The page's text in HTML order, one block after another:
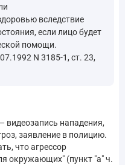
вследствие
если лицо будет
помощи.
N 3185-1, ст. 23,
видеозапись нападения,
заявление в полицию.
что агрессор
окружающих" (пункт "а" ч.